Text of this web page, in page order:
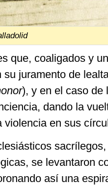
que, coaligados y
juramento de
), y en el caso de
dando la
violencia en sus
se levantaron
así una